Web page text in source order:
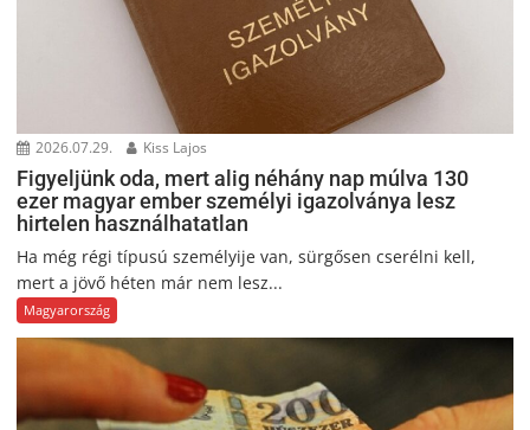
2026.07.29. Kiss Lajos
Figyeljünk oda, mert alig néhány nap múlva 130
ezer magyar ember személyi igazolványa lesz
hirtelen használhatatlan
Ha még régi típusú személyije van, sürgősen cserélni kell,
mert a jövő héten már nem lesz...
Magyarország